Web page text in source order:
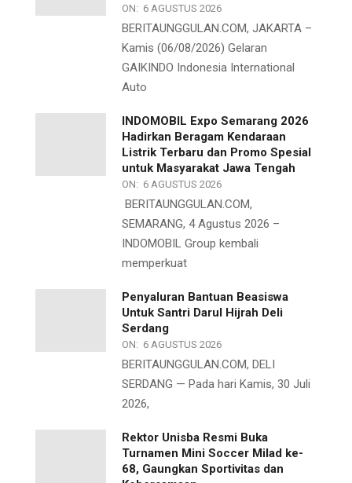
ON: 6 AGUSTUS 2026
BERITAUNGGULAN.COM, JAKARTA –
Kamis (06/08/2026) Gelaran
GAIKINDO Indonesia International
Auto
INDOMOBIL Expo Semarang 2026
Hadirkan Beragam Kendaraan
Listrik Terbaru dan Promo Spesial
untuk Masyarakat Jawa Tengah
ON: 6 AGUSTUS 2026
BERITAUNGGULAN.COM,
SEMARANG, 4 Agustus 2026 –
INDOMOBIL Group kembali
memperkuat
Penyaluran Bantuan Beasiswa
Untuk Santri Darul Hijrah Deli
Serdang
ON: 6 AGUSTUS 2026
BERITAUNGGULAN.COM, DELI
SERDANG — Pada hari Kamis, 30 Juli
2026,
Rektor Unisba Resmi Buka
Turnamen Mini Soccer Milad ke-
68, Gaungkan Sportivitas dan